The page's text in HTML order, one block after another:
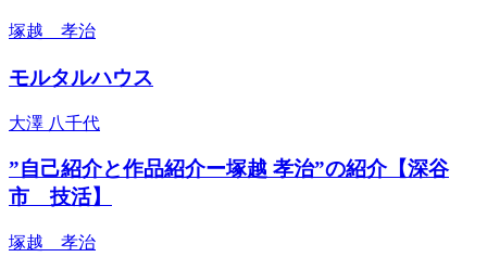
塚越 孝治
モルタルハウス
大澤 八千代
”自己紹介と作品紹介ー塚越 孝治”の紹介【深谷
市 技活】
塚越 孝治